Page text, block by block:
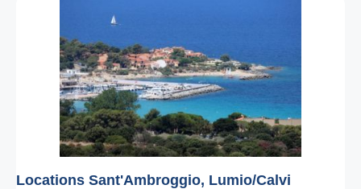
Locations Sant'Ambroggio, Lumio/Calvi